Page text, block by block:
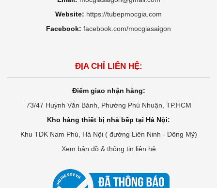
Website: https://tubepmocgia.com
Facebook: facebook.com/mocgiasaigon
ĐỊA CHỈ LIÊN HỆ:
Điểm giao nhận hàng:
73/47 Huỳnh Văn Bánh, Phường Phú Nhuận, TP.HCM
Kho hàng thiết bị nhà bếp tại Hà Nội:
Khu TDK Nam Phù, Hà Nội ( đường Liên Ninh - Đông Mỹ)
Xem bản đồ & thông tin liên hệ